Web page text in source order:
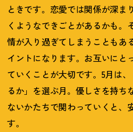
ときです。恋愛では関係が深ま
くようなできごとがあるかも
情が入り過ぎてしまうこともあ
イントになります。お互いにと
ていくことが大切です。 5月は
るか」を選ぶ月。優しさを持ち
ないかたちで関わっていくと、
す。